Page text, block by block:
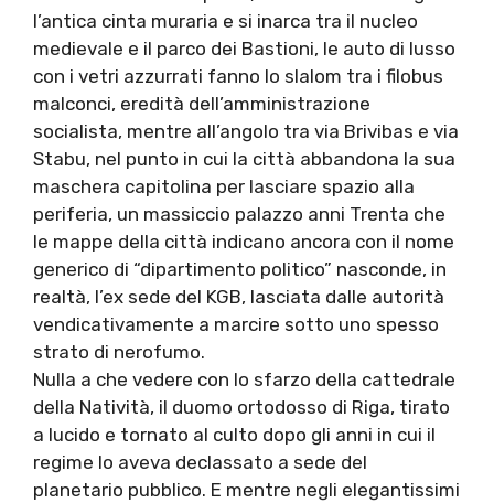
l’antica cinta muraria e si inarca tra il nucleo
medievale e il parco dei Bastioni, le auto di lusso
con i vetri azzurrati fanno lo slalom tra i filobus
malconci, eredità dell’amministrazione
socialista, mentre all’angolo tra via Brivibas e via
Stabu, nel punto in cui la città abbandona la sua
maschera capitolina per lasciare spazio alla
periferia, un massiccio palazzo anni Trenta che
le mappe della città indicano ancora con il nome
generico di “dipartimento politico” nasconde, in
realtà, l’ex sede del KGB, lasciata dalle autorità
vendicativamente a marcire sotto uno spesso
strato di nerofumo.
Nulla a che vedere con lo sfarzo della cattedrale
della Natività, il duomo ortodosso di Riga, tirato
a lucido e tornato al culto dopo gli anni in cui il
regime lo aveva declassato a sede del
planetario pubblico. E mentre negli elegantissimi